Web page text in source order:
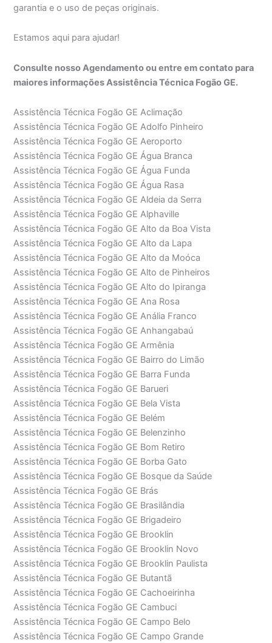
garantia e o uso de peças originais.
Estamos aqui para ajudar!
Consulte nosso Agendamento ou entre em contato para
maiores informações Assistência Técnica Fogão GE.
Assistência Técnica Fogão GE Aclimação
Assistência Técnica Fogão GE Adolfo Pinheiro
Assistência Técnica Fogão GE Aeroporto
Assistência Técnica Fogão GE Água Branca
Assistência Técnica Fogão GE Água Funda
Assistência Técnica Fogão GE Água Rasa
Assistência Técnica Fogão GE Aldeia da Serra
Assistência Técnica Fogão GE Alphaville
Assistência Técnica Fogão GE Alto da Boa Vista
Assistência Técnica Fogão GE Alto da Lapa
Assistência Técnica Fogão GE Alto da Moóca
Assistência Técnica Fogão GE Alto de Pinheiros
Assistência Técnica Fogão GE Alto do Ipiranga
Assistência Técnica Fogão GE Ana Rosa
Assistência Técnica Fogão GE Anália Franco
Assistência Técnica Fogão GE Anhangabaú
Assistência Técnica Fogão GE Armênia
Assistência Técnica Fogão GE Bairro do Limão
Assistência Técnica Fogão GE Barra Funda
Assistência Técnica Fogão GE Barueri
Assistência Técnica Fogão GE Bela Vista
Assistência Técnica Fogão GE Belém
Assistência Técnica Fogão GE Belenzinho
Assistência Técnica Fogão GE Bom Retiro
Assistência Técnica Fogão GE Borba Gato
Assistência Técnica Fogão GE Bosque da Saúde
Assistência Técnica Fogão GE Brás
Assistência Técnica Fogão GE Brasilândia
Assistência Técnica Fogão GE Brigadeiro
Assistência Técnica Fogão GE Brooklin
Assistência Técnica Fogão GE Brooklin Novo
Assistência Técnica Fogão GE Brooklin Paulista
Assistência Técnica Fogão GE Butantã
Assistência Técnica Fogão GE Cachoeirinha
Assistência Técnica Fogão GE Cambuci
Assistência Técnica Fogão GE Campo Belo
Assistência Técnica Fogão GE Campo Grande